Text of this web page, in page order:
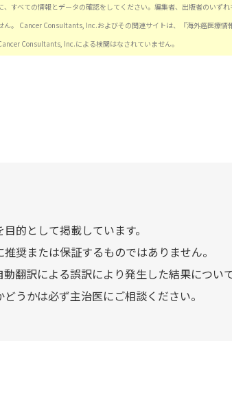
すべての情報とデータの確認をしてください。編集者、出版者のいず
。 Cancer Consultants, Inc.およびその関連サイトは、『海外癌医療
Consultants, Inc.による検閲はなされていません。
的として掲載しています。
奨または保証するものではありません。
翻訳による誤訳により発生した結果につい
うかは必ず主治医にご相談ください。